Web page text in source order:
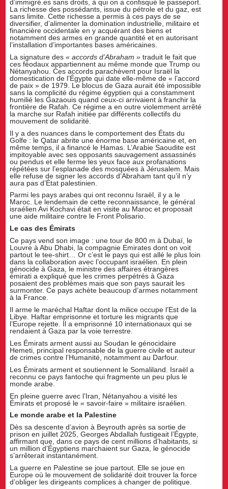
d’immigré.es sans droits, à qui on a confisqué le passeport.
La richesse des possédants, issue du pétrole et du gaz, est
sans limite. Cette richesse a permis à ces pays de se
diversifier, d’alimenter la domination industrielle, militaire et
financière occidentale en y acquérant des biens et
notamment des armes en grande quantité et en autorisant
l’installation d’importantes bases américaines.
La signature des«accords d’Abraham » traduit le fait que
ces féodaux appartiennent au même monde que Trump ou
Nétanyahou. Ces accords parachèvent pour Israël la
domestication de l’Égypte qui date elle-même de « l’accord
de paix » de 1979. Le blocus de Gaza aurait été impossible
sans la complicité du régime égyptien qui a constamment
humilié les Gazaouis quand ceux-ci arrivaient à franchir la
frontière de Rafah. Ce régime a en outre violemment arrêté
la marche sur Rafah initiée par différents collectifs du
mouvement de solidarité.
Il y a des nuances dans le comportement des États du
Golfe : le Qatar abrite une énorme base américaine et, en
même temps, il a financé le Hamas. L’Arabie Saoudite est
impitoyable avec ses opposants sauvagement assassinés
ou pendus et elle ferme les yeux face aux profanations
répétées sur l’esplanade des mosquées à Jérusalem. Mais
elle refuse de signer les accords d’Abraham tant qu’il n’y
aura pas d’État palestinien.
Parmi les pays arabes qui ont reconnu Israël, il y a le
Maroc. Le lendemain de cette reconnaissance, le général
israélien Avi Kochavi était en visite au Maroc et proposait
une aide militaire contre le Front Polisario.
Le cas des Émirats
Ce pays vend son image : une tour de 800 m à Dubaï, le
Louvre à Abu Dhabi, la compagnie Emirates dont on voit
partout le tee-shirt… Or c’est le pays qui est allé le plus loin
dans la collaboration avec l’occupant israélien. En plein
génocide à Gaza, le ministre des affaires étrangères
émirati a expliqué que les crimes perpétrés à Gaza
posaient des problèmes mais que son pays saurait les
surmonter. Ce pays achète beaucoup d’armes notamment
à la France.
Il arme le maréchal Haftar dont la milice occupe l’Est de la
Libye. Haftar emprisonne et torture les migrants que
l’Europe rejette. Il a emprisonné 10 internationaux qui se
rendaient à Gaza par la voie terrestre.
Les Émirats arment aussi au Soudan le génocidaire
Hemeti, principal responsable de la guerre civile et auteur
de crimes contre l’Humanité, notamment au Darfour.
Les Émirats arment et soutiennent le Somaliland. Israël a
reconnu ce pays fantoche qui fragmente un peu plus le
monde arabe.
En pleine guerre avec l’Iran, Nétanyahou a visité les
Émirats et proposé le « savoir-faire » militaire israélien.
Le monde arabe et la Palestine
Dès sa descente d’avion à Beyrouth après sa sortie de
prison en juillet 2025, Georges Abdallah fustigeait l’Égypte,
affirmant que, dans ce pays de cent millions d’habitants, si
un million d’Égyptiens marchaient sur Gaza, le génocide
s’arrêterait instantanément.
La guerre en Palestine se joue partout. Elle se joue en
Europe où le mouvement de solidarité doit trouver la force
d’obliger les dirigeants complices à changer de politique.